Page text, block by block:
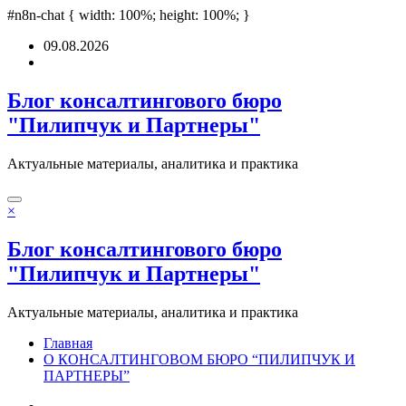
grandpashabetgrandpashabettürk ifşa Padişahbet
#n8n-chat { width: 100%; height: 100%; }
Перейти09.08.2026
Блог консалтингового бюро
"Пилипчук и Партнеры"
Актуальные материалы, аналитика и практика
×
Блог консалтингового бюро
"Пилипчук и Партнеры"
Актуальные материалы, аналитика и практика
Главная
О КОНСАЛТИНГОВОМ БЮРО “ПИЛИПЧУК И
ПАРТНЕРЫ”